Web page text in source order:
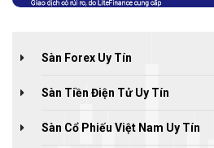
Sàn Forex Uy Tín
Sàn Tiền Điện Tử Uy Tín
Sàn Cổ Phiếu Việt Nam Uy Tín